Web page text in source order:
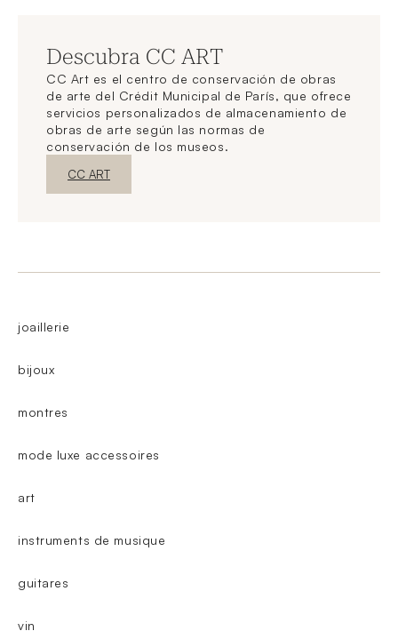
Descubra CC ART
CC Art es el centro de conservación de obras
de arte del Crédit Municipal de París, que ofrece
servicios personalizados de almacenamiento de
obras de arte según las normas de
conservación de los museos.
Nueva ventanaDescubrir
CC ART
joaillerie
bijoux
montres
mode luxe accessoires
art
instruments de musique
guitares
vin